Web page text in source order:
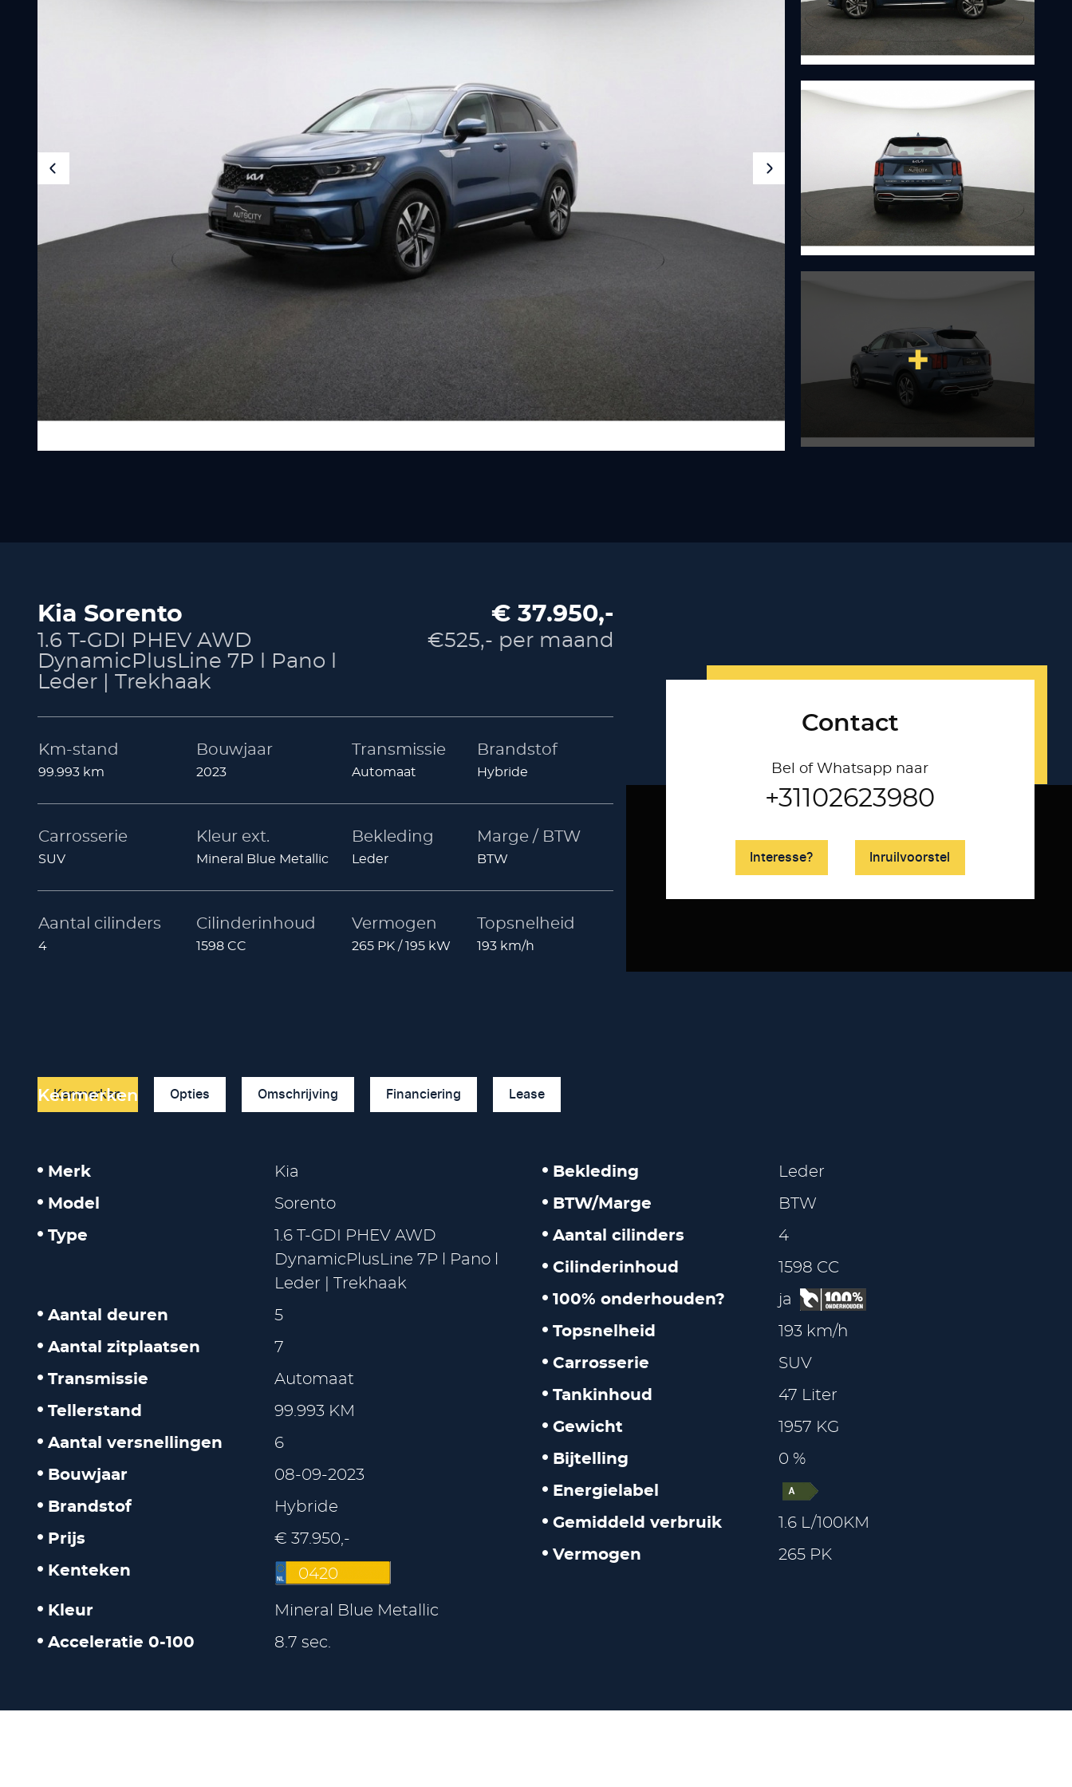
Kia Sorento
1.6 T-GDI PHEV AWD
DynamicPlusLine 7P l Pano l
Leder | Trekhaak
€ 37.950,-
€525,- per maand
Km-stand
99.993 km
Bouwjaar
2023
Transmissie
Automaat
Brandstof
Hybride
Carrosserie
SUV
Kleur ext.
Mineral Blue Metallic
Bekleding
Leder
Marge / BTW
BTW
Aantal cilinders
4
Cilinderinhoud
1598 CC
Vermogen
265 PK / 195 kW
Topsnelheid
193 km/h
Contact
Bel of Whatsapp naar
+31102623980
Interesse? Inruilvoorstel
Kenmerken Opties Omschrijving Financiering Lease
Kenmerken
Merk
Kia
Model
Sorento
Type
1.6 T-GDI PHEV AWD
DynamicPlusLine 7P l Pano l
Leder | Trekhaak
Aantal deuren
5
Aantal zitplaatsen
7
Transmissie
Automaat
Tellerstand
99.993 KM
Aantal versnellingen
6
Bouwjaar
08-09-2023
Brandstof
Hybride
Prijs
€ 37.950,-
Kenteken
0420
Kleur
Mineral Blue Metallic
Acceleratie 0-100
8.7 sec.
Bekleding
Leder
BTW/Marge
BTW
Aantal cilinders
4
Cilinderinhoud
1598 CC
100% onderhouden?
ja
Topsnelheid
193 km/h
Carrosserie
SUV
Tankinhoud
47 Liter
Gewicht
1957 KG
Bijtelling
0 %
Energielabel
Gemiddeld verbruik
1.6 L/100KM
Vermogen
265 PK